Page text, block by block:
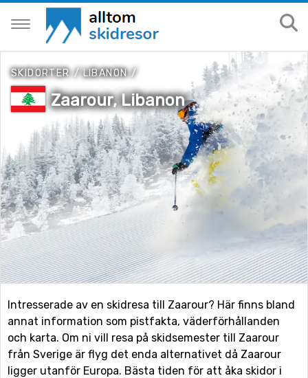
SKIDORTER /LIBANON/
Zaarour, Libanon
Intresserade av en skidresa till Zaarour? Här finns bland
annat information som pistfakta, väderförhållanden
och karta. Om ni vill resa på skidsemester till Zaarour
från Sverige är flyg det enda alternativet då Zaarour
ligger utanför Europa. Bästa tiden för att åka skidor i